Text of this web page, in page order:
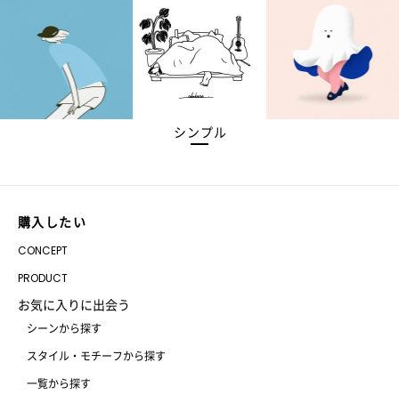
シンプル
購入したい
CONCEPT
PRODUCT
お気に入りに出会う
シーンから探す
スタイル・モチーフから探す
一覧から探す